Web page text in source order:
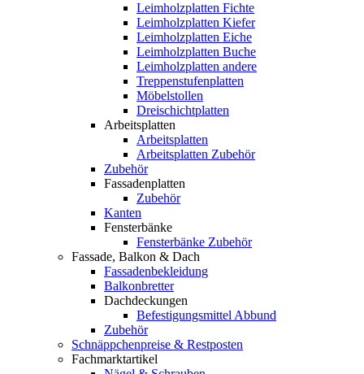
Leimholzplatten Fichte
Leimholzplatten Kiefer
Leimholzplatten Eiche
Leimholzplatten Buche
Leimholzplatten andere
Treppenstufenplatten
Möbelstollen
Dreischichtplatten
Arbeitsplatten
Arbeitsplatten
Arbeitsplatten Zubehör
Zubehör
Fassadenplatten
Zubehör
Kanten
Fensterbänke
Fensterbänke Zubehör
Fassade, Balkon & Dach
Fassadenbekleidung
Balkonbretter
Dachdeckungen
Befestigungsmittel Abbund
Zubehör
Schnäppchenpreise & Restposten
Fachmarktartikel